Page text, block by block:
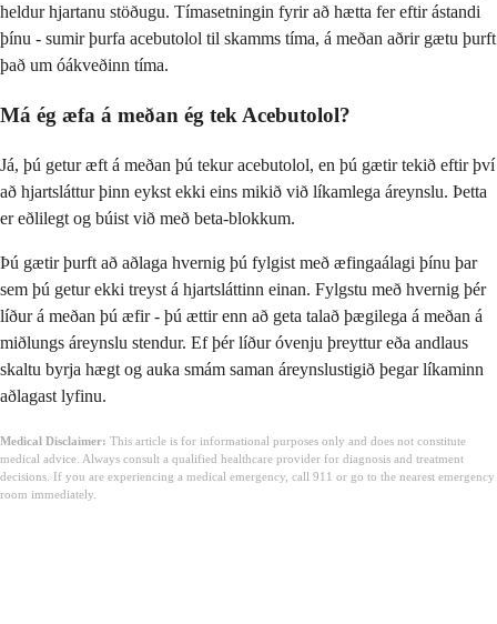
heldur hjartanu stöðugu. Tímasetningin fyrir að hætta fer eftir ástandi
þínu - sumir þurfa acebutolol til skamms tíma, á meðan aðrir gætu þurft
það um óákveðinn tíma.
Má ég æfa á meðan ég tek Acebutolol?
Já, þú getur æft á meðan þú tekur acebutolol, en þú gætir tekið eftir því
að hjartsláttur þinn eykst ekki eins mikið við líkamlega áreynslu. Þetta
er eðlilegt og búist við með beta-blokkum.
Þú gætir þurft að aðlaga hvernig þú fylgist með æfingaálagi þínu þar
sem þú getur ekki treyst á hjartsláttinn einan. Fylgstu með hvernig þér
líður á meðan þú æfir - þú ættir enn að geta talað þægilega á meðan á
miðlungs áreynslu stendur. Ef þér líður óvenju þreyttur eða andlaus
skaltu byrja hægt og auka smám saman áreynslustigið þegar líkaminn
aðlagast lyfinu.
Medical Disclaimer: This article is for informational purposes only and does not constitute
medical advice. Always consult a qualified healthcare provider for diagnosis and treatment
decisions. If you are experiencing a medical emergency, call 911 or go to the nearest emergency
room immediately.